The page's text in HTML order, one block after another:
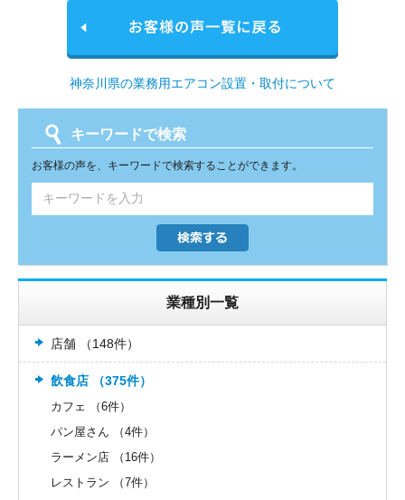
神奈川県の業務用エアコン設置・取付について
キーワードで検索
お客様の声を、キーワードで検索することができます。
業種別一覧
店舗 （148件）
飲食店 （375件）
カフェ （6件）
パン屋さん （4件）
ラーメン店 （16件）
レストラン （7件）